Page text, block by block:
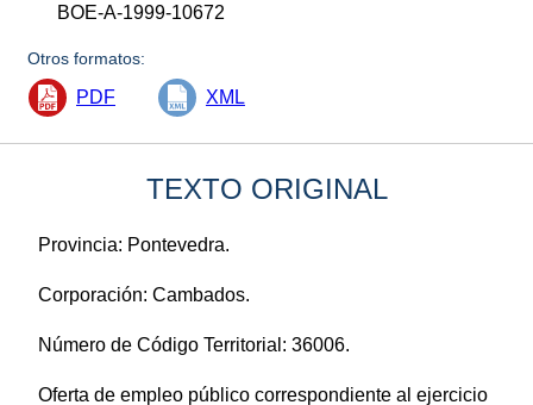
BOE-A-1999-10672
Otros formatos:
PDF XML
TEXTO ORIGINAL
Provincia: Pontevedra.
Corporación: Cambados.
Número de Código Territorial: 36006.
Oferta de empleo público correspondiente al ejercicio